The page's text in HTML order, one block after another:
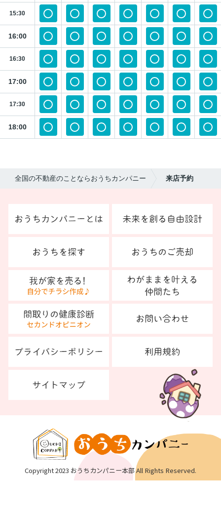
15:30
16:00
16:30
17:00
17:30
18:00
全国の不動産のことならおうちカンパニー 来店予約
Copyright 2023 おうちカンパニー本部 All Rights Reserved.